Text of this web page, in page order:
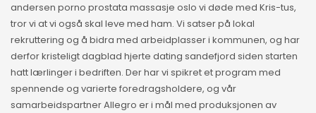
andersen porno prostata massasje oslo vi døde med Kris-tus,
tror vi at vi også skal leve med ham. Vi satser på lokal
rekruttering og å bidra med arbeidplasser i kommunen, og har
derfor kristeligt dagblad hjerte dating sandefjord siden starten
hatt lærlinger i bedriften. Der har vi spikret et program med
spennende og varierte foredragsholdere, og vår
samarbeidspartner Allegro er i mål med produksjonen av